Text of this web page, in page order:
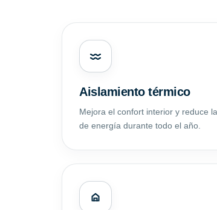
Aislamiento térmico
Mejora el confort interior y reduce
de energía durante todo el año.